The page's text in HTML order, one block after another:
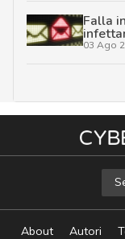
Falla
03 Ago
About Autori